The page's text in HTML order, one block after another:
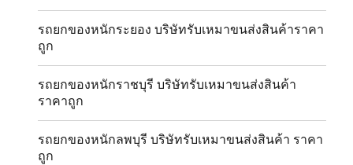
รถยกของหนักระยอง บริษัทรับเหมาขนส่งสินค้าราคา
ถูก
รถยกของหนักราชบุรี บริษัทรับเหมาขนส่งสินค้า
ราคาถูก
รถยกของหนักลพบุรี บริษัทรับเหมาขนส่งสินค้า ราคา
ถูก